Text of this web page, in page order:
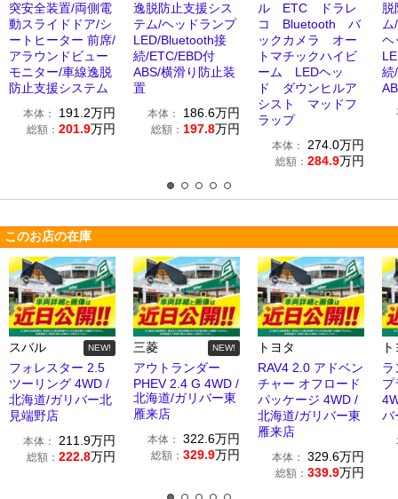
突安全装置/両側電
動スライドドア/シ
ートヒーター 前席/
アラウンドビュー
モニター/車線逸脱
防止支援システム
本体： 191.2万円
総額： 201.9万円
逸脱防止支援シス
テム/ヘッドランプ
LED/Bluetooth接
続/ETC/EBD付
ABS/横滑り防止装
置
本体： 186.6万円
総額： 197.8万円
ル ETC ドラレ
コ Bluetooth バ
ックカメラ オー
トマチックハイビ
ーム LEDヘッ
ド ダウンヒルア
シスト マッドフ
ラップ
本体： 274.0万円
総額： 284.9万円
脱
ヘ
続
このお店の在庫
スバル NEW!
フォレスター 2.5
ツーリング 4WD /
北海道/ガリバー北
見端野店
本体： 211.9万円
総額： 222.8万円
三菱 NEW!
アウトランダー
PHEV 2.4 G 4WD /
北海道/ガリバー東
雁来店
本体： 322.6万円
総額： 329.9万円
トヨタ
RAV4 2.0 アドベン
チャー オフロード
パッケージ 4WD /
北海道/ガリバー東
雁来店
本体： 329.6万円
総額： 339.9万円
ラ
プ
バ